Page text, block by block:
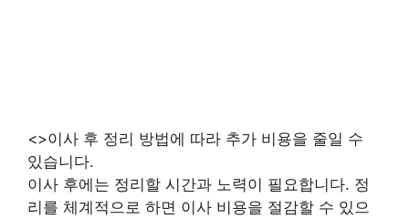
<>이사 후 정리 방법에 따라 추가 비용을 줄일 수
있습니다.
이사 후에는 정리할 시간과 노력이 필요합니다. 정
리를 체계적으로 하면 이사 비용을 절감할 수 있으